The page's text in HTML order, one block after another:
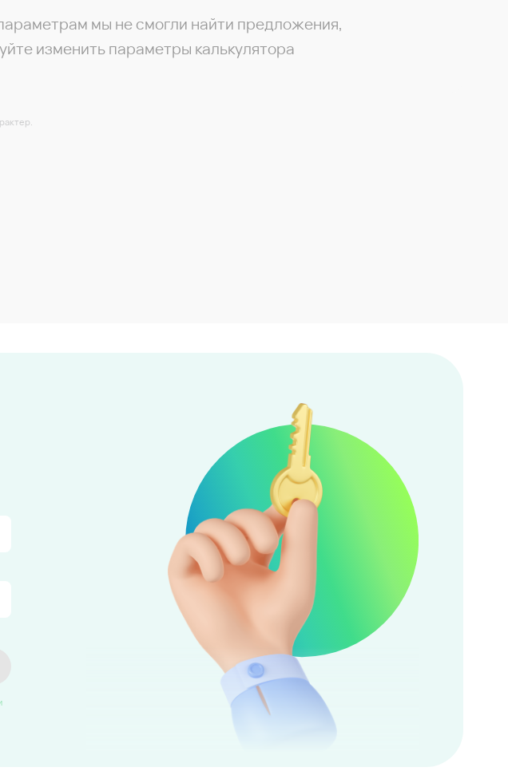
мы не смогли найти предложения,
изменить параметры калькулятора